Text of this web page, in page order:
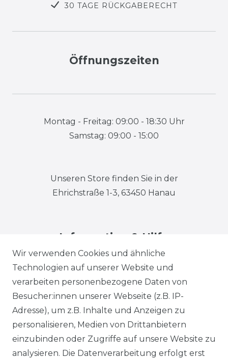
Wir verwenden Cookies und ähnliche
Technologien auf unserer Website und
verarbeiten personenbezogene Daten von
Besucher:innen unserer Webseite (z.B. IP-
Adresse), um z.B. Inhalte und Anzeigen zu
personalisieren, Medien von Drittanbietern
einzubinden oder Zugriffe auf unsere Website zu
analysieren. Die Datenverarbeitung erfolgt erst
30 TAGE RÜCKGABERECHT
Öffnungszeiten
Montag - Freitag: 09:00 - 18:30 Uhr
Samstag: 09:00 - 15:00
Unseren Store finden Sie in der
Ehrichstraße 1-3, 63450 Hanau
Information & Hilfe
Impressum Daten­schutz­erklärung